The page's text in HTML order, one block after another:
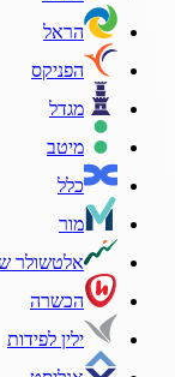
הראל
הפניקס
מגדל
מיטב
כלל
מור
אלטשולר
הכשרה
ילין לפידות